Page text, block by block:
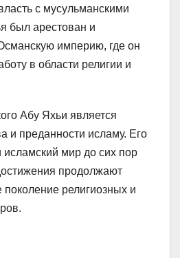
с мусульманскими
был арестован и
империю, где он
в области религии и
Абу Яхьи является
и преданности исламу. Его
мир до сих пор
продолжают
поколение религиозных и